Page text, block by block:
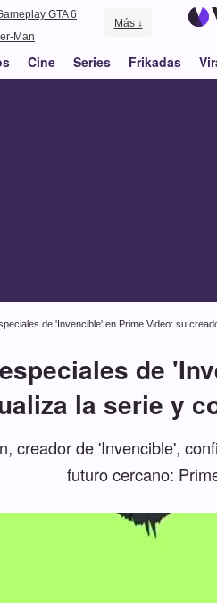
GTA 6
Man
Más ↓
Cine Series Frikadas
de 'Invencible' en Prime Video: su
de
la serie y
creador de 'Invencible',
futuro cercano: